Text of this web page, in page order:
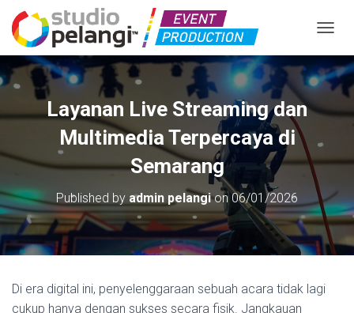
Layanan Live Streaming dan
Multimedia Terpercaya di
Semarang
Published by admin pelangion06/01/2026
Di era digital ini, penyelenggaraan sebuah acara tidak lagi
cukup hanya dengan sukses secara fisik. Jangkauan